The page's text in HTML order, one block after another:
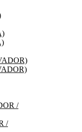
/
/